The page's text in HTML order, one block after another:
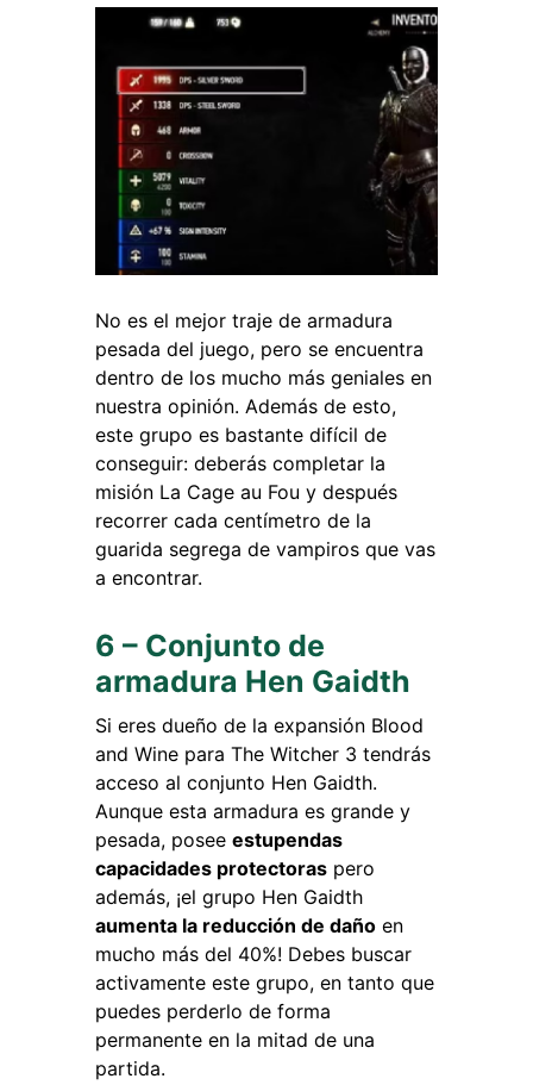
No es el mejor traje de armadura
pesada del juego, pero se encuentra
dentro de los mucho más geniales en
nuestra opinión. Además de esto,
este grupo es bastante difícil de
conseguir: deberás completar la
misión La Cage au Fou y después
recorrer cada centímetro de la
guarida segrega de vampiros que vas
a encontrar.
6 – Conjunto de
armadura Hen Gaidth
Si eres dueño de la expansión Blood
and Wine para The Witcher 3 tendrás
acceso al conjunto Hen Gaidth.
Aunque esta armadura es grande y
pesada, posee estupendas
capacidades protectoras pero
además, ¡el grupo Hen Gaidth
aumenta la reducción de daño en
mucho más del 40%! Debes buscar
activamente este grupo, en tanto que
puedes perderlo de forma
permanente en la mitad de una
partida.